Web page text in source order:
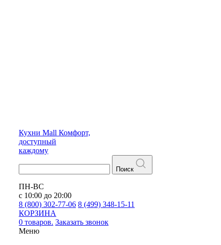
Кухни Mall Комфорт,
доступный
каждому
Поиск
ПН-ВС
с 10:00 до 20:00
8 (800) 302-77-06 8 (499) 348-15-11
КОРЗИНА
0 товаров. Заказать звонок
Меню